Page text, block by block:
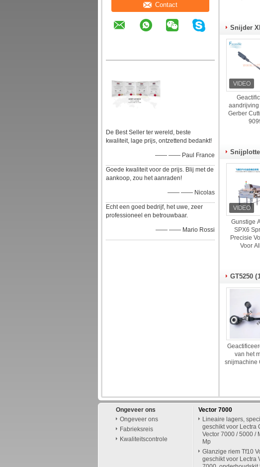
Contact
De Best Seller ter wereld, beste
kwaliteit, lage prijs, ontzettend bedankt!
—— —— Paul France
Goede kwaliteit voor de prijs. Blij met de
aankoop, zou het aanraden!
—— —— Nicolas
Echt een goed bedrijf, het uwe, zeer
professioneel en betrouwbaar.
—— —— Mario Rossi
Snijder
Gerber
Gunstige
SPX6
Precisie
Voor
GT5250
van het
snijmachine
Ongeveer ons
Ongeveer ons
Fabrieksreis
Kwaliteitscontrole
Vector 7000
Lineaire lagers,
geschikt voor Lectra
Vector 7000 / 5000 /
Mp
Glanzige riem Tf10
geschikt voor Lectra